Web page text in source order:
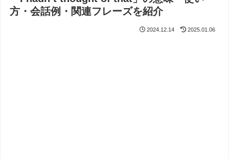
方・会話例・関連フレーズを紹介
2024.12.14 2025.01.06